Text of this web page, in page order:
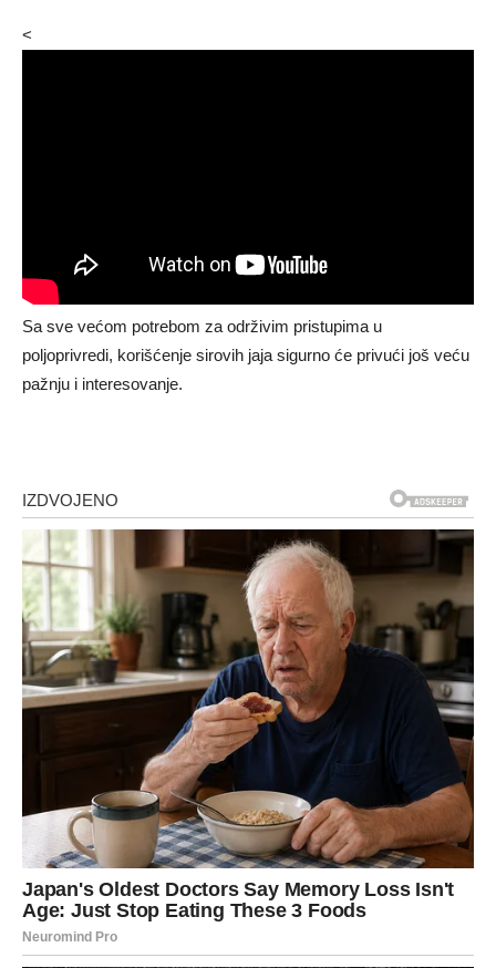
<
Sa sve većom potrebom za održivim pristupima u
poljoprivredi, korišćenje sirovih jaja sigurno će privući još veću
pažnju i interesovanje.